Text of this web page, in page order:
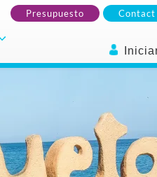
Presupuesto Contact